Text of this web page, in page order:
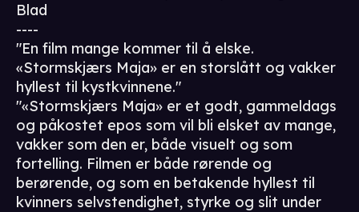
Blad
----
"En film mange kommer til å elske.
«Stormskjærs Maja» er en storslått og vakker
hyllest til kystkvinnene."
"«Stormskjærs Maja» er et godt, gammeldags
og påkostet epos som vil bli elsket av mange,
vakker som den er, både visuelt og som
fortelling. Filmen er både rørende og
berørende, og som en betakende hyllest til
kvinners selvstendighet, styrke og slit under